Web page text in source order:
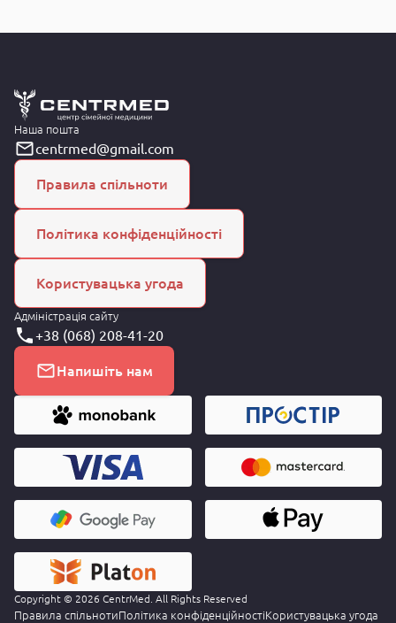
Наша пошта
centrmed@gmail.com
Правила спільноти
Політика конфіденційності
Користувацька угода
Адміністрація сайту
+38 (068) 208-41-20
Напишіть нам
Copyright © 2026 CentrMed. All Rights Reserved
Правила спільнотиПолітика конфіденційностіКористувацька угода